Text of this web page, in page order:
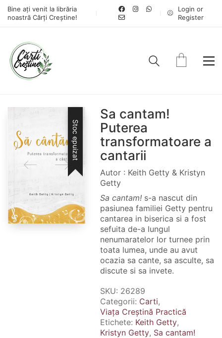
Bine ați venit la librăria
noastră Cărți Creștine!
Login or
Register
Stoc epuizat
Sa cantam!
Puterea
transformatoare a
cantarii
Autor : Keith Getty & Kristyn
Getty
Sa cantam!s-a nascut din
pasiunea familiei Getty pentru
cantarea in biserica si a fost
sefuita de-a lungul
nenumaratelor lor turnee prin
toata lumea, unde au avut
ocazia sa cante, sa asculte, sa
discute si sa invete.
SKU: 26289
Categorii: Carti,
Viața Creștină Practică
Etichete: Keith Getty,
Kristyn Getty, Sa cantam!